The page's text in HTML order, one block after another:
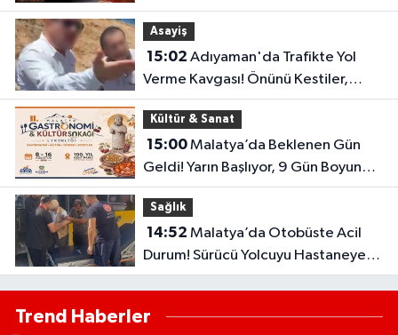
Mahalle Kesinti Listesi..
Asayiş
15:02
Verme Kavgası! Önünü Kestiler,
Saldırı Girişimi Kamerada
Kültür & Sanat
15:00Malatya’da Beklenen Gün
Geldi! Yarın Başlıyor, 9 Gün Boyunca
Sürecek
Sağlık
14:52
Durum! Sürücü Yolcuyu Hastaneye
Yetiştirdi
Trend Haberler